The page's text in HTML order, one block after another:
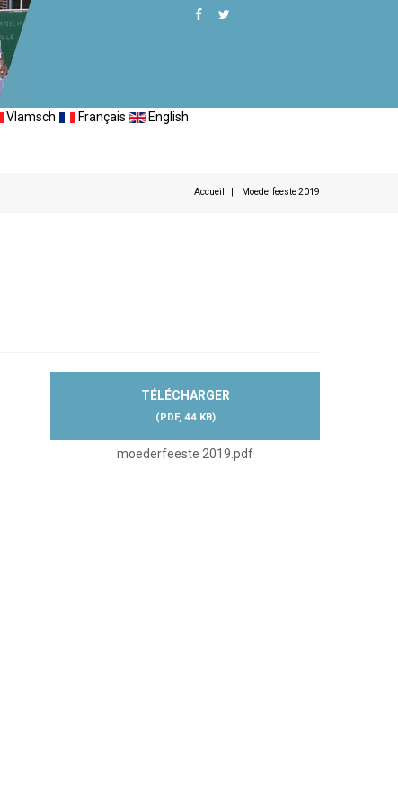
Vlamsch Français English
Accueil Moederfeeste 2019
TÉLÉCHARGER
(PDF, 44 KB)
moederfeeste 2019.pdf